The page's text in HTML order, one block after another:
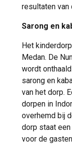
resultaten van
Sarong en
Het
Medan. De
wordt
sarong en
van het dorp.
dorpen in
overhemd bij
dorp staat
voor de